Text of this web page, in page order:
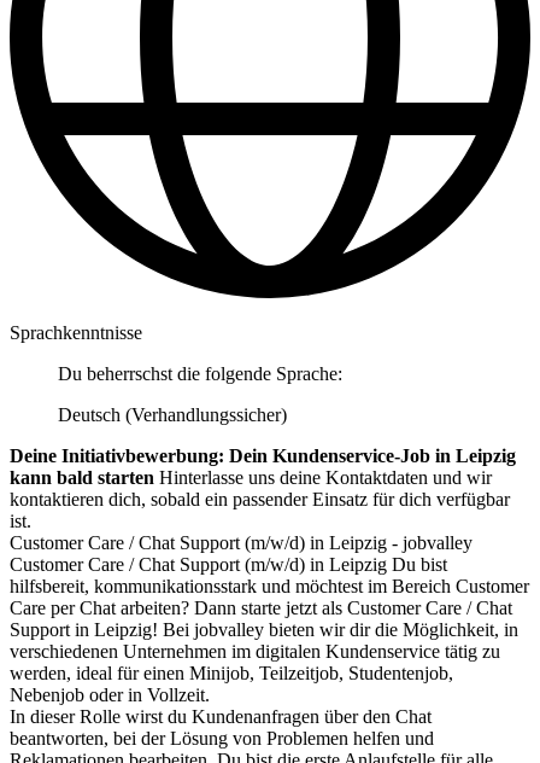
Sprachkenntnisse
Du beherrschst die folgende Sprache:
Deutsch (Verhandlungssicher)
Deine Initiativbewerbung: Dein Kundenservice-Job in Leipzig
kann bald starten Hinterlasse uns deine Kontaktdaten und wir
kontaktieren dich, sobald ein passender Einsatz für dich verfügbar
ist.
Customer Care / Chat Support (m/w/d) in Leipzig - jobvalley
Customer Care / Chat Support (m/w/d) in Leipzig Du bist
hilfsbereit, kommunikationsstark und möchtest im Bereich Customer
Care per Chat arbeiten? Dann starte jetzt als Customer Care / Chat
Support in Leipzig! Bei jobvalley bieten wir dir die Möglichkeit, in
verschiedenen Unternehmen im digitalen Kundenservice tätig zu
werden, ideal für einen Minijob, Teilzeitjob, Studentenjob,
Nebenjob oder in Vollzeit.
In dieser Rolle wirst du Kundenanfragen über den Chat
beantworten, bei der Lösung von Problemen helfen und